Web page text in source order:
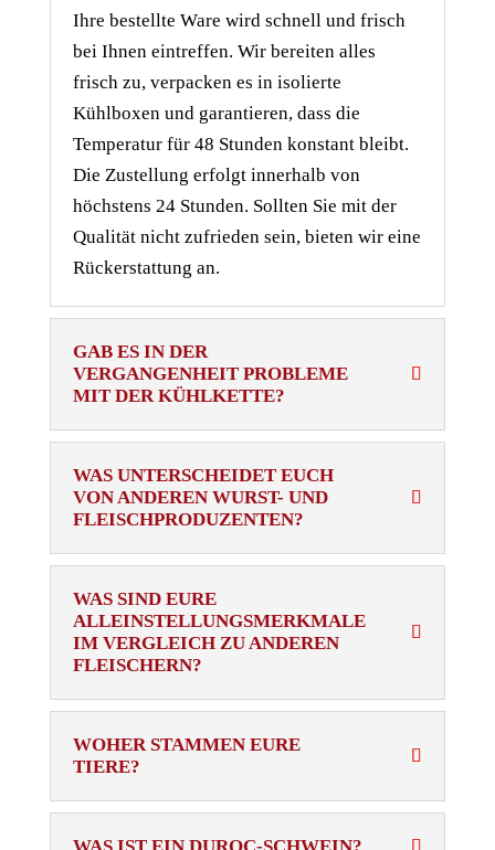
Ihre bestellte Ware wird schnell und frisch
bei Ihnen eintreffen. Wir bereiten alles
frisch zu, verpacken es in isolierte
Kühlboxen und garantieren, dass die
Temperatur für 48 Stunden konstant bleibt.
Die Zustellung erfolgt innerhalb von
höchstens 24 Stunden. Sollten Sie mit der
Qualität nicht zufrieden sein, bieten wir eine
Rückerstattung an.
GAB ES IN DER
VERGANGENHEIT PROBLEME
MIT DER KÜHLKETTE?
WAS UNTERSCHEIDET EUCH
VON ANDEREN WURST- UND
FLEISCHPRODUZENTEN?
WAS SIND EURE
ALLEINSTELLUNGSMERKMALE
IM VERGLEICH ZU ANDEREN
FLEISCHERN?
WOHER STAMMEN EURE
TIERE?
WAS IST EIN DUROC-SCHWEIN?